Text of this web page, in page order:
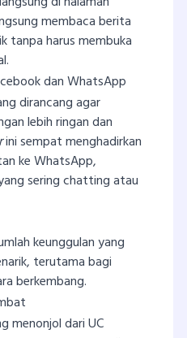
membaca berita
tanpa harus membuka
dan WhatsApp
dirancang agar
lebih ringan dan
ini sempat menghadirkan
ke WhatsApp,
sering chatting atau
keunggulan yang
terutama bagi
berkembang.
menonjol dari UC